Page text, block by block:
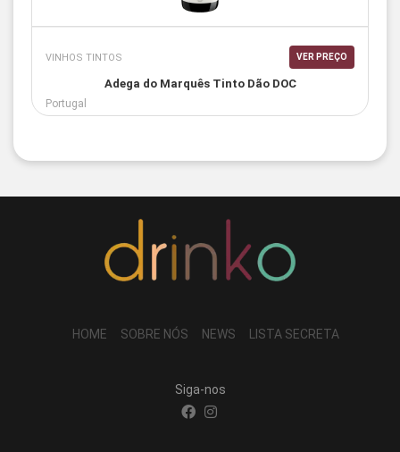
VINHOS TINTOS VER PREÇO
Adega do Marquês Tinto Dão DOC
Portugal
HOME SOBRE NÓS NEWS LISTA SECRETA
Siga-nos